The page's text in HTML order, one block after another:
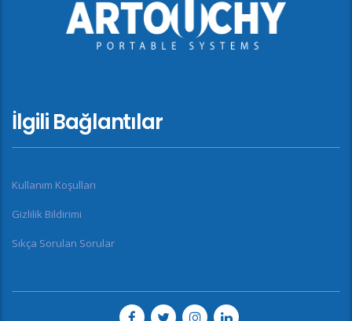
İlgili Bağlantılar
Kullanım Koşulları
Gizlilik Bildirimi
Sıkça Sorulan Sorular